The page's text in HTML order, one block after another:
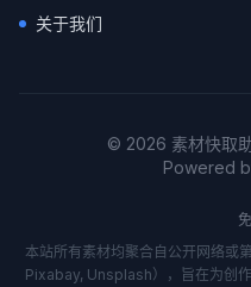
关于我们
© 2026 素材快取
Powered
本站所有素材均聚合自公开网络或
Pixabay, Unsplash），旨在为创